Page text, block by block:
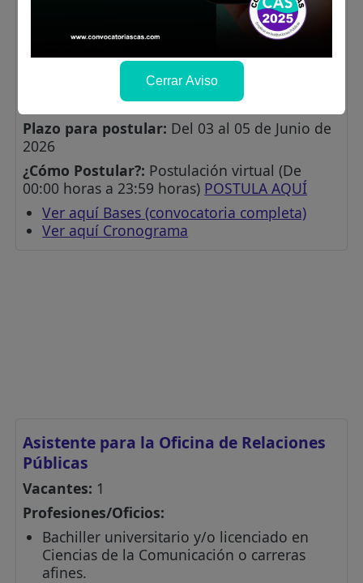
Curso en SIAF y/o SIGA (mínimo 12 horas)
Lugar de labores:Unidad Ejecutora 005:
Naylamp Lambayeque. Av. Luis Gonzáles N°
345 - Chiclayo, Lambayeque.
S/. 3864.19
Plazo para postular: Del 03 al 05 de Junio de
2026
¿Cómo Postular?: Postulación virtual (De
00:00 horas a 23:59 horas) POSTULA AQUÍ
Ver aquí Bases (convocatoria completa)
Ver aquí Cronograma
Asistente para la Oficina de Relaciones
Públicas
Vacantes: 1
Profesiones/Oficios:
Bachiller universitario y/o licenciado en
Ciencias de la Comunicación o carreras
afines.
Cerrar Aviso